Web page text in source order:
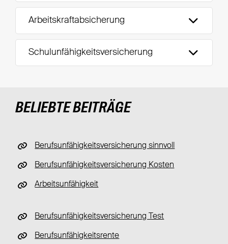
Arbeitskraftabsicherung
Schulunfähigkeitsversicherung
BELIEBTE BEITRÄGE
Berufsunfähigkeitsversicherung sinnvoll
Berufsunfähigkeitsversicherung Kosten
Arbeitsunfähigkeit
Berufsunfähigkeitsversicherung Test
Berufsunfähigkeitsrente